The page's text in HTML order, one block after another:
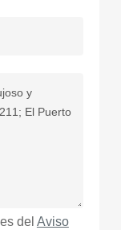
del Aviso